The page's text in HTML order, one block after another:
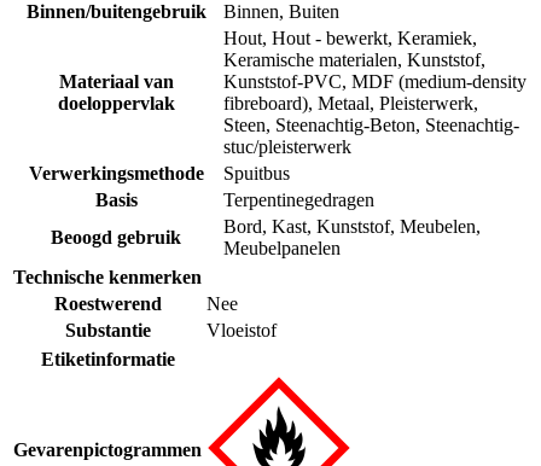
Binnen/buitengebruik
Binnen, Buiten
Materiaal van
doeloppervlak
Hout, Hout - bewerkt, Keramiek,
Keramische materialen, Kunststof,
Kunststof-PVC, MDF (medium-density
fibreboard), Metaal, Pleisterwerk,
Steen, Steenachtig-Beton, Steenachtig-
stuc/pleisterwerk
Verwerkingsmethode
Spuitbus
Basis
Terpentinegedragen
Beoogd gebruik
Bord, Kast, Kunststof, Meubelen,
Meubelpanelen
Technische kenmerken
Roestwerend
Nee
Substantie
Vloeistof
Etiketinformatie
Gevarenpictogrammen